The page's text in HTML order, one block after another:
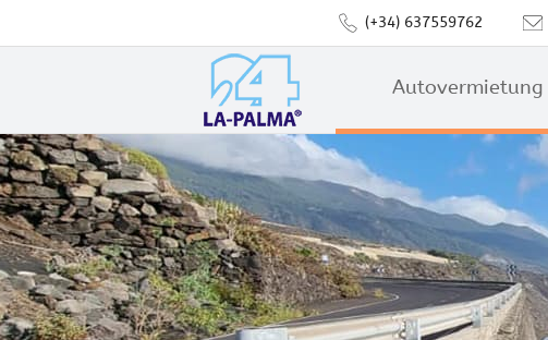
(+34) 637559762
Autovermietung